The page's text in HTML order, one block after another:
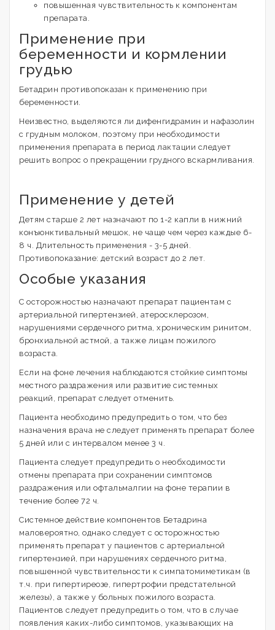
повышенная чувствительность к компонентам
препарата.
Применение при
беременности и кормлении
грудью
Бетадрин противопоказан к применению при
беременности.
Неизвестно, выделяются ли дифенгидрамин и нафазолин
с грудным молоком, поэтому при необходимости
применения препарата в период лактации следует
решить вопрос о прекращении грудного вскармливания.
Применение у детей
Детям старше 2 лет назначают по 1-2 капли в нижний
конъюнктивальный мешок, не чаще чем через каждые 6-
8 ч. Длительность применения - 3-5 дней.
Противопоказание: детский возраст до 2 лет.
Особые указания
С осторожностью назначают препарат пациентам с
артериальной гипертензией, атеросклерозом,
нарушениями сердечного ритма, хроническим ринитом,
бронхиальной астмой, а также лицам пожилого
возраста.
Если на фоне лечения наблюдаются стойкие симптомы
местного раздражения или развитие системных
реакций, препарат следует отменить.
Пациента необходимо предупредить о том, что без
назначения врача не следует применять препарат более
5 дней или с интервалом менее 3 ч.
Пациента следует предупредить о необходимости
отмены препарата при сохранении симптомов
раздражения или офтальмалгии на фоне терапии в
течение более 72 ч.
Системное действие компонентов Бетадрина
маловероятно, однако следует с осторожностью
применять препарат у пациентов с артериальной
гипертензией, при нарушениях сердечного ритма,
повышенной чувствительности к симпатомиметикам (в
т.ч. при гипертиреозе, гипертрофии предстательной
железы), а также у больных пожилого возраста.
Пациентов следует предупредить о том, что в случае
появления каких-либо симптомов, указывающих на